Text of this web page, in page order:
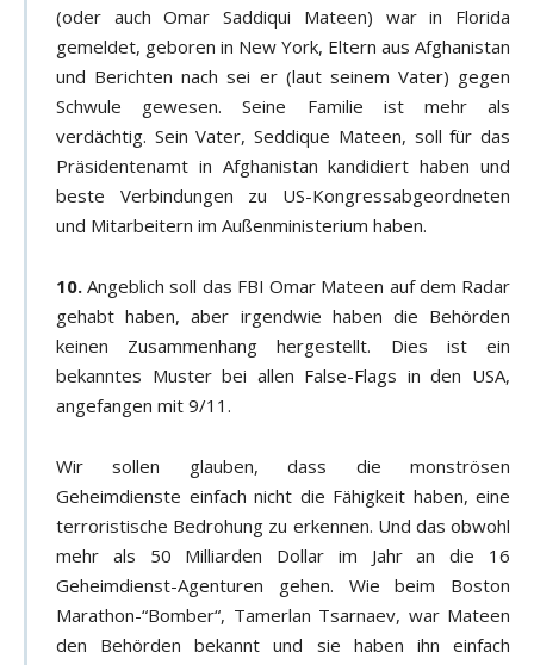
(oder auch Omar Saddiqui Mateen) war in Florida
gemeldet, geboren in New York, Eltern aus Afghanistan
und Berichten nach sei er (laut seinem Vater) gegen
Schwule gewesen. Seine Familie ist mehr als
verdächtig. Sein Vater, Seddique Mateen, soll für das
Präsidentenamt in Afghanistan kandidiert haben und
beste Verbindungen zu US-Kongressabgeordneten
und Mitarbeitern im Außenministerium haben.
10. Angeblich soll das FBI Omar Mateen auf dem Radar
gehabt haben, aber irgendwie haben die Behörden
keinen Zusammenhang hergestellt. Dies ist ein
bekanntes Muster bei allen False-Flags in den USA,
angefangen mit 9/11.
Wir sollen glauben, dass die monströsen
Geheimdienste einfach nicht die Fähigkeit haben, eine
terroristische Bedrohung zu erkennen. Und das obwohl
mehr als 50 Milliarden Dollar im Jahr an die 16
Geheimdienst-Agenturen gehen. Wie beim Boston
Marathon-“Bomber“, Tamerlan Tsarnaev, war Mateen
den Behörden bekannt und sie haben ihn einfach